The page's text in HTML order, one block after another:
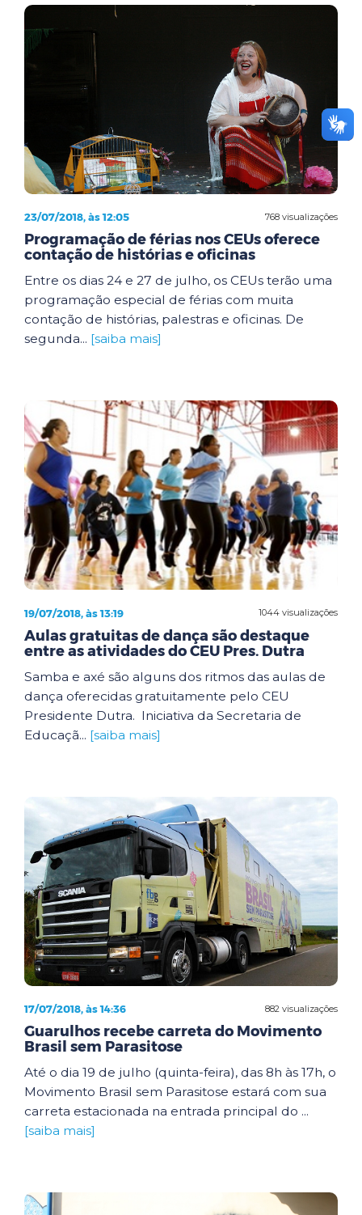
768 visualizações
23/07/2018, às 12:05
Programação de férias nos CEUs oferece
contação de histórias e oficinas
Entre os dias 24 e 27 de julho, os CEUs terão uma
programação especial de férias com muita
contação de histórias, palestras e oficinas. De
segunda... [saiba mais]
1044 visualizações
19/07/2018, às 13:19
Aulas gratuitas de dança são destaque
entre as atividades do CEU Pres. Dutra
Samba e axé são alguns dos ritmos das aulas de
dança oferecidas gratuitamente pelo CEU
Presidente Dutra. Iniciativa da Secretaria de
Educaçã... [saiba mais]
882 visualizações
17/07/2018, às 14:36
Guarulhos recebe carreta do Movimento
Brasil sem Parasitose
Até o dia 19 de julho (quinta-feira), das 8h às 17h, o
Movimento Brasil sem Parasitose estará com sua
carreta estacionada na entrada principal do ...
[saiba mais]